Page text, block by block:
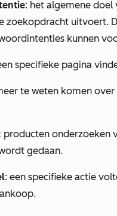
: het algemene doel
zoekopdracht uitvoert.
kunnen
specifieke pagina
te weten komen over
producten onderzoeken
gedaan.
: een specifieke actie